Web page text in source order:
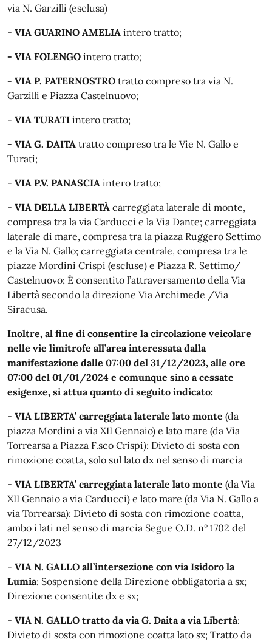
via N. Garzilli (esclusa)
- VIA GUARINO AMELIA intero tratto;
- VIA FOLENGO intero tratto;
- VIA P. PATERNOSTRO tratto compreso tra via N.
Garzilli e Piazza Castelnuovo;
- VIA TURATI intero tratto;
- VIA G. DAITA tratto compreso tra le Vie N. Gallo e
Turati;
- VIA P.V. PANASCIA intero tratto;
- VIA DELLA LIBERTÀ carreggiata laterale di monte,
compresa tra la via Carducci e la Via Dante; carreggiata
laterale di mare, compresa tra la piazza Ruggero Settimo
e la Via N. Gallo; carreggiata centrale, compresa tra le
piazze Mordini Crispi (escluse) e Piazza R. Settimo/
Castelnuovo; È consentito l’attraversamento della Via
Libertà secondo la direzione Via Archimede /Via
Siracusa.
Inoltre, al fine di consentire la circolazione veicolare
nelle vie limitrofe all’area interessata dalla
manifestazione dalle 07:00 del 31/12/2023, alle ore
07:00 del 01/01/2024 e comunque sino a cessate
esigenze, si attua quanto di seguito indicato:
- VIA LIBERTA’ carreggiata laterale lato monte (da
piazza Mordini a via XII Gennaio) e lato mare (da Via
Torrearsa a Piazza F.sco Crispi): Divieto di sosta con
rimozione coatta, solo sul lato dx nel senso di marcia
- VIA LIBERTA’ carreggiata laterale lato monte (da Via
XII Gennaio a via Carducci) e lato mare (da Via N. Gallo a
via Torrearsa): Divieto di sosta con rimozione coatta,
ambo i lati nel senso di marcia Segue O.D. n° 1702 del
27/12/2023
- VIA N. GALLO all’intersezione con via Isidoro la
Lumia: Sospensione della Direzione obbligatoria a sx;
Direzione consentite dx e sx;
- VIA N. GALLO tratto da via G. Daita a via Libertà:
Divieto di sosta con rimozione coatta lato sx; Tratto da